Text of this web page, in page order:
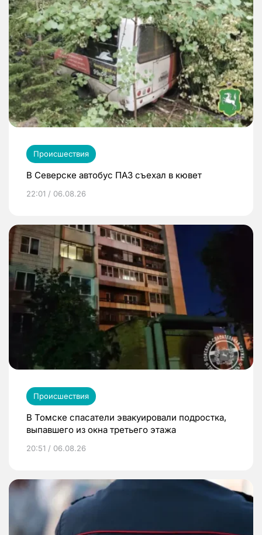
Происшествия
В Северске автобус ПАЗ съехал в кювет
22:01 / 06.08.26
Происшествия
В Томске спасатели эвакуировали подростка,
выпавшего из окна третьего этажа
20:51 / 06.08.26